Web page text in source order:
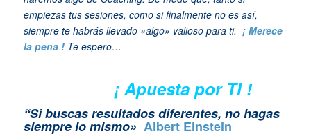
empiezas tus sesiones, como si finalmente no es así,
siempre te habrás llevado «algo» valioso para ti. ¡ Merece
la pena ! Te espero…
¡ Apuesta por TI !
“Si buscas resultados diferentes, no hagas
siempre lo mismo» Albert Einstein